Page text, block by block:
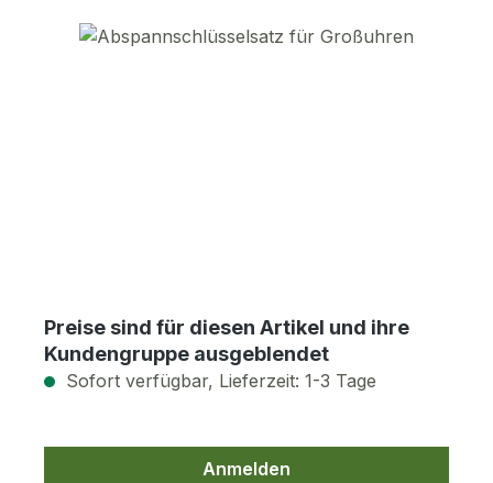
Bildergalerie überspringen
Preise sind für diesen Artikel und ihre
Kundengruppe ausgeblendet
Sofort verfügbar, Lieferzeit: 1-3 Tage
Anmelden